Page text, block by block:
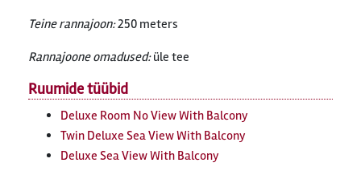
Teine rannajoon:250 meters
Rannajoone omadused:üle tee
Ruumide tüübid
Deluxe Room No View With Balcony
Twin Deluxe Sea View With Balcony
Deluxe Sea View With Balcony